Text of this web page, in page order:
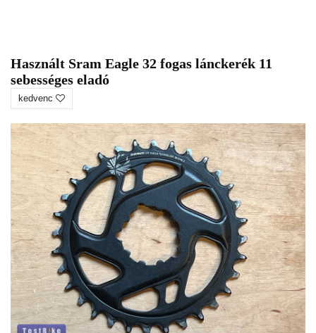
Használt Sram Eagle 32 fogas lánckerék 11
sebességes eladó
kedvenc